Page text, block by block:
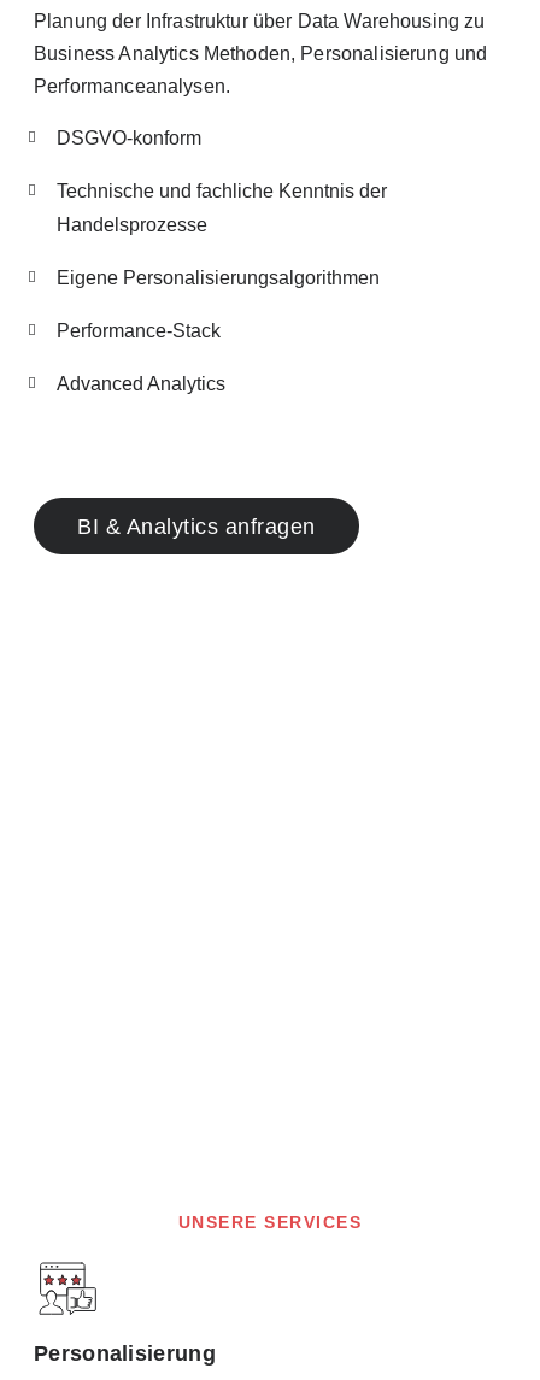
Planung der Infrastruktur über Data Warehousing zu
Business Analytics Methoden, Personalisierung und
Performanceanalysen.​
DSGVO-konform​
Technische und fachliche Kenntnis der
Handelsprozesse​
Eigene Personalisierungsalgorithmen​
Performance-Stack
Advanced Analytics
BI & Analytics anfragen
UNSERE SERVICES
Personalisierung